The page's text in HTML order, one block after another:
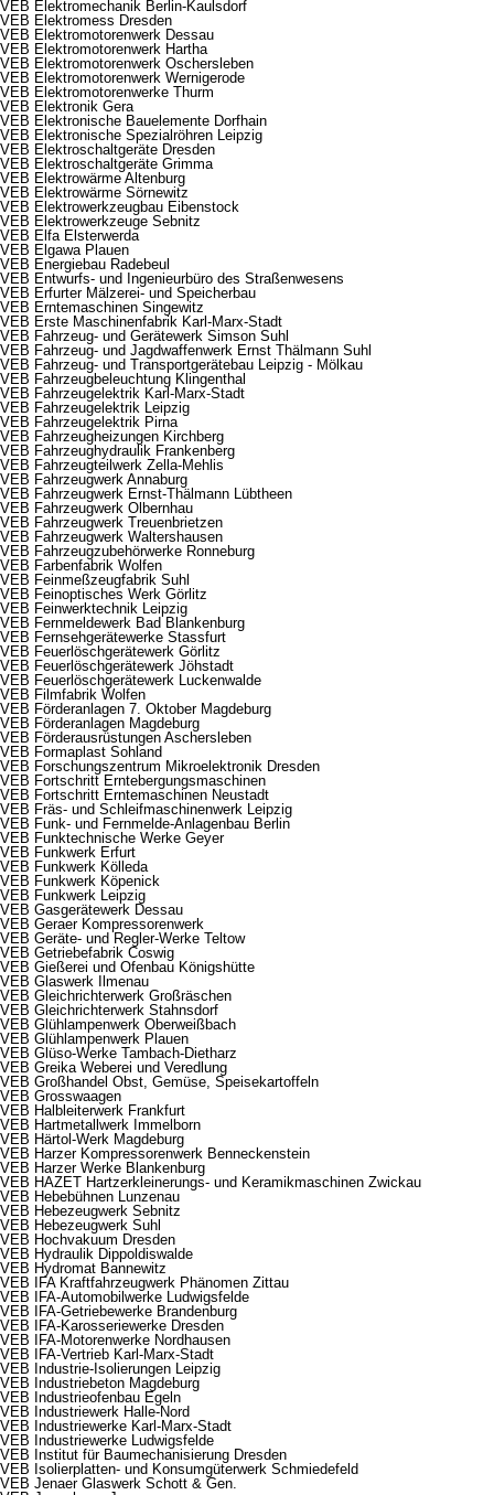
VEB Elektromechanik Berlin-Kaulsdorf
VEB Elektromess Dresden
VEB Elektromotorenwerk Dessau
VEB Elektromotorenwerk Hartha
VEB Elektromotorenwerk Oschersleben
VEB Elektromotorenwerk Wernigerode
VEB Elektromotorenwerke Thurm
VEB Elektronik Gera
VEB Elektronische Bauelemente Dorfhain
VEB Elektronische Spezialröhren Leipzig
VEB Elektroschaltgeräte Dresden
VEB Elektroschaltgeräte Grimma
VEB Elektrowärme Altenburg
VEB Elektrowärme Sörnewitz
VEB Elektrowerkzeugbau Eibenstock
VEB Elektrowerkzeuge Sebnitz
VEB Elfa Elsterwerda
VEB Elgawa Plauen
VEB Energiebau Radebeul
VEB Entwurfs- und Ingenieurbüro des Straßenwesens
VEB Erfurter Mälzerei- und Speicherbau
VEB Erntemaschinen Singewitz
VEB Erste Maschinenfabrik Karl-Marx-Stadt
VEB Fahrzeug- und Gerätewerk Simson Suhl
VEB Fahrzeug- und Jagdwaffenwerk Ernst Thälmann Suhl
VEB Fahrzeug- und Transportgerätebau Leipzig - Mölkau
VEB Fahrzeugbeleuchtung Klingenthal
VEB Fahrzeugelektrik Karl-Marx-Stadt
VEB Fahrzeugelektrik Leipzig
VEB Fahrzeugelektrik Pirna
VEB Fahrzeugheizungen Kirchberg
VEB Fahrzeughydraulik Frankenberg
VEB Fahrzeugteilwerk Zella-Mehlis
VEB Fahrzeugwerk Annaburg
VEB Fahrzeugwerk Ernst-Thälmann Lübtheen
VEB Fahrzeugwerk Olbernhau
VEB Fahrzeugwerk Treuenbrietzen
VEB Fahrzeugwerk Waltershausen
VEB Fahrzeugzubehörwerke Ronneburg
VEB Farbenfabrik Wolfen
VEB Feinmeßzeugfabrik Suhl
VEB Feinoptisches Werk Görlitz
VEB Feinwerktechnik Leipzig
VEB Fernmeldewerk Bad Blankenburg
VEB Fernsehgerätewerke Stassfurt
VEB Feuerlöschgerätewerk Görlitz
VEB Feuerlöschgerätewerk Jöhstadt
VEB Feuerlöschgerätewerk Luckenwalde
VEB Filmfabrik Wolfen
VEB Förderanlagen 7. Oktober Magdeburg
VEB Förderanlagen Magdeburg
VEB Förderausrüstungen Aschersleben
VEB Formaplast Sohland
VEB Forschungszentrum Mikroelektronik Dresden
VEB Fortschritt Erntebergungsmaschinen
VEB Fortschritt Erntemaschinen Neustadt
VEB Fräs- und Schleifmaschinenwerk Leipzig
VEB Funk- und Fernmelde-Anlagenbau Berlin
VEB Funktechnische Werke Geyer
VEB Funkwerk Erfurt
VEB Funkwerk Kölleda
VEB Funkwerk Köpenick
VEB Funkwerk Leipzig
VEB Gasgerätewerk Dessau
VEB Geraer Kompressorenwerk
VEB Geräte- und Regler-Werke Teltow
VEB Getriebefabrik Coswig
VEB Gießerei und Ofenbau Königshütte
VEB Glaswerk Ilmenau
VEB Gleichrichterwerk Großräschen
VEB Gleichrichterwerk Stahnsdorf
VEB Glühlampenwerk Oberweißbach
VEB Glühlampenwerk Plauen
VEB Glüso-Werke Tambach-Dietharz
VEB Greika Weberei und Veredlung
VEB Großhandel Obst, Gemüse, Speisekartoffeln
VEB Grosswaagen
VEB Halbleiterwerk Frankfurt
VEB Hartmetallwerk Immelborn
VEB Härtol-Werk Magdeburg
VEB Harzer Kompressorenwerk Benneckenstein
VEB Harzer Werke Blankenburg
VEB HAZET Hartzerkleinerungs- und Keramikmaschinen Zwickau
VEB Hebebühnen Lunzenau
VEB Hebezeugwerk Sebnitz
VEB Hebezeugwerk Suhl
VEB Hochvakuum Dresden
VEB Hydraulik Dippoldiswalde
VEB Hydromat Bannewitz
VEB IFA Kraftfahrzeugwerk Phänomen Zittau
VEB IFA-Automobilwerke Ludwigsfelde
VEB IFA-Getriebewerke Brandenburg
VEB IFA-Karosseriewerke Dresden
VEB IFA-Motorenwerke Nordhausen
VEB IFA-Vertrieb Karl-Marx-Stadt
VEB Industrie-Isolierungen Leipzig
VEB Industriebeton Magdeburg
VEB Industrieofenbau Egeln
VEB Industriewerk Halle-Nord
VEB Industriewerke Karl-Marx-Stadt
VEB Industriewerke Ludwigsfelde
VEB Institut für Baumechanisierung Dresden
VEB Isolierplatten- und Konsumgüterwerk Schmiedefeld
VEB Jenaer Glaswerk Schott & Gen.